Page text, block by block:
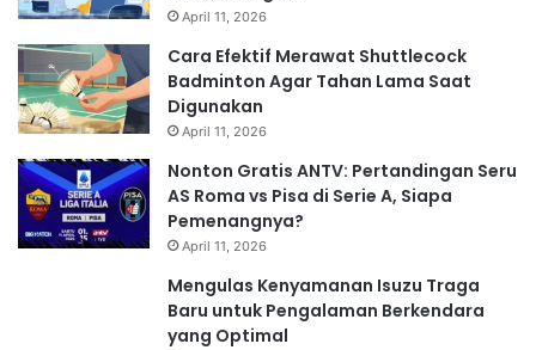
April 11, 2026
Cara Efektif Merawat Shuttlecock
Badminton Agar Tahan Lama Saat
Digunakan
April 11, 2026
Nonton Gratis ANTV: Pertandingan Seru
AS Roma vs Pisa di Serie A, Siapa
Pemenangnya?
April 11, 2026
Mengulas Kenyamanan Isuzu Traga
Baru untuk Pengalaman Berkendara
yang Optimal